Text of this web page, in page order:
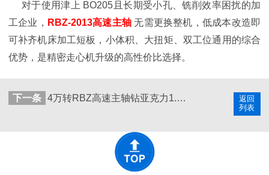
对于使用津上 BO205且长期受小孔、铣削效率困扰的加
工企业， RBZ-2013高速主轴 无需更换整机，低成本改造即
可补齐机床加工短板，小体积、大扭矩、双工位通用的综合
优势，是精密走心机升级的高性价比选择。
返回
列表
下一条 4万转RBZ高速主轴钻亚克力1.3mm小孔非标精密加工